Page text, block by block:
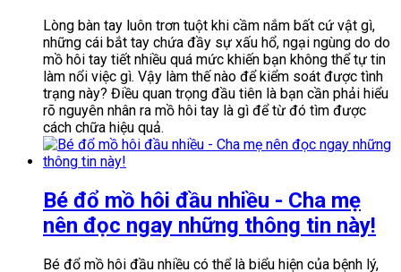
Lòng bàn tay luôn trơn tuột khi cầm nắm bất cứ vật gì,
những cái bắt tay chứa đầy sự xấu hổ, ngại ngùng do do
mồ hôi tay tiết nhiều quá mức khiến bạn không thể tự tin
làm nổi việc gì. Vậy làm thế nào để kiểm soát được tình
trạng này? Điều quan trọng đầu tiên là bạn cần phải hiểu
rõ nguyên nhân ra mồ hôi tay là gì để từ đó tìm được
cách chữa hiệu quả.
Bé đổ mồ hôi đầu nhiều - Cha mẹ
nên đọc ngay những thông tin này!
Bé đổ mồ hôi đầu nhiều có thể là biểu hiện của bệnh lý,